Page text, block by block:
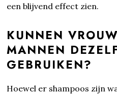
een blijvend effect zien.
KUNNEN
MANNEN
GEBRUIKEN?
Hoewel er shampoos zijn